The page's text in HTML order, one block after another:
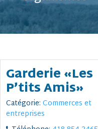
Garderie «Les
P’tits Amis»
Catégorie: Commerces et
entreprises